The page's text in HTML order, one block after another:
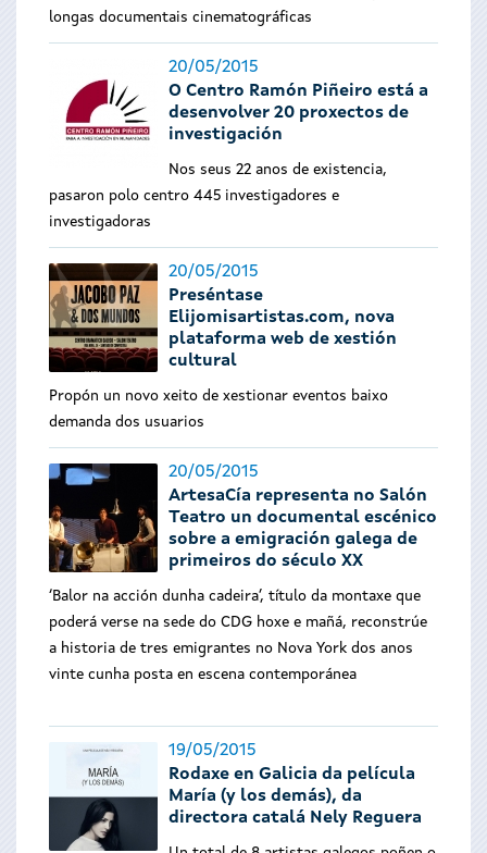
longas documentais cinematográficas
20/05/2015
O Centro Ramón Piñeiro está a
desenvolver 20 proxectos de
investigación
Nos seus 22 anos de existencia,
pasaron polo centro 445 investigadores e
investigadoras
20/05/2015
Preséntase
Elijomisartistas.com, nova
plataforma web de xestión
cultural
Propón un novo xeito de xestionar eventos baixo
demanda dos usuarios
20/05/2015
ArtesaCía representa no Salón
Teatro un documental escénico
sobre a emigración galega de
primeiros do século XX
‘Balor na acción dunha cadeira’, título da montaxe que
poderá verse na sede do CDG hoxe e mañá, reconstrúe
a historia de tres emigrantes no Nova York dos anos
vinte cunha posta en escena contemporánea
19/05/2015
Rodaxe en Galicia da película
María (y los demás), da
directora catalá Nely Reguera